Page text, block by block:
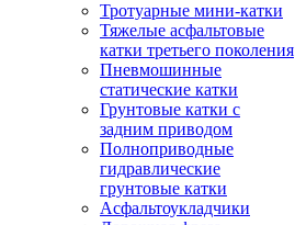
Тротуарные мини-катки
Тяжелые асфальтовые
катки третьего поколения
Пневмошинные
статические катки
Грунтовые катки с
задним приводом
Полноприводные
гидравлические
грунтовые катки
Асфальтоукладчики